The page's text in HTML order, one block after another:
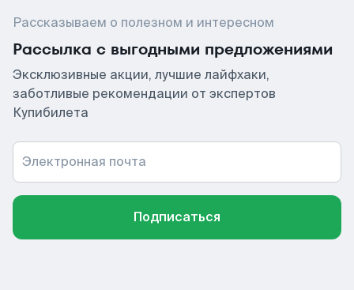
Рассказываем о полезном и интересном
Рассылка с выгодными предложениями
Эксклюзивные акции, лучшие лайфхаки,
заботливые рекомендации от экспертов
Купибилета
Электронная почта
Подписаться